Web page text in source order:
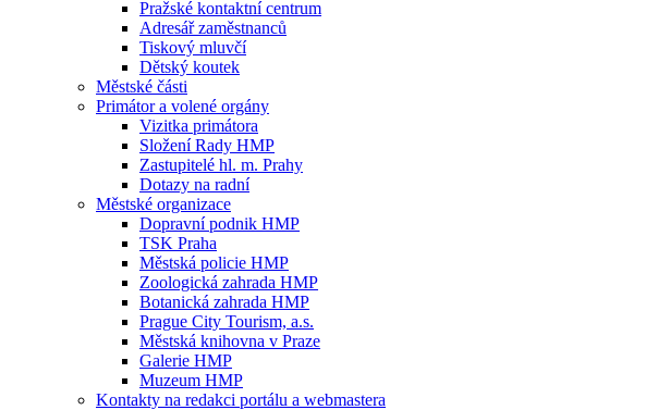
Pražské kontaktní centrum
Adresář zaměstnanců
Tiskový mluvčí
Dětský koutek
Městské části
Primátor a volené orgány
Vizitka primátora
Složení Rady HMP
Zastupitelé hl. m. Prahy
Dotazy na radní
Městské organizace
Dopravní podnik HMP
TSK Praha
Městská policie HMP
Zoologická zahrada HMP
Botanická zahrada HMP
Prague City Tourism, a.s.
Městská knihovna v Praze
Galerie HMP
Muzeum HMP
Kontakty na redakci portálu a webmastera